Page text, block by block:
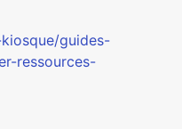
guides-
ressources-